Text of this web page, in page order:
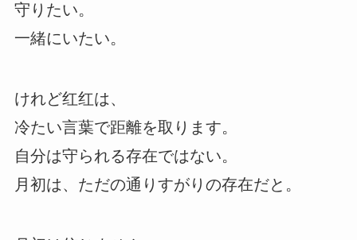
守りたい。
一緒にいたい。
けれど红红は、
冷たい言葉で距離を取ります。
自分は守られる存在ではない。
月初は、ただの通りすがりの存在だと。